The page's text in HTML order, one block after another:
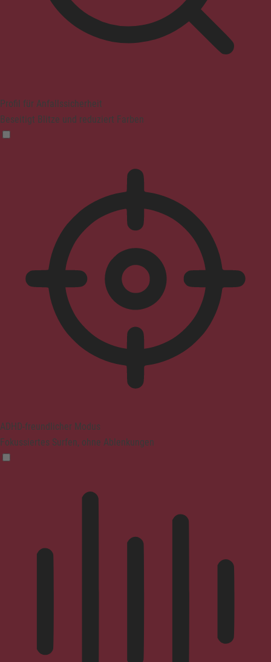
Profil für Anfallssicherheit
Beseitigt Blitze und reduziert Farben
ADHD-freundlicher Modus
Fokussiertes Surfen, ohne Ablenkungen